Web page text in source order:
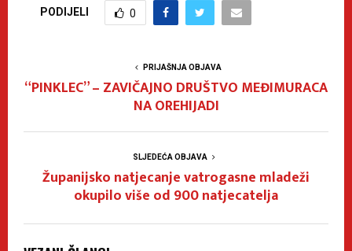
PODIJELI 0
PRIJAŠNJA OBJAVA
“PINKLEC” – ZAVIČAJNO DRUŠTVO MEĐIMURACA
NA OREHIJADI
SLJEDEĆA OBJAVA
Županijsko natjecanje vatrogasne mladeži
okupilo više od 900 natjecatelja